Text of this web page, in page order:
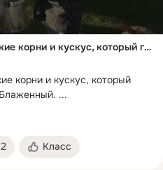
Детство Августина: берберские корни и кускус, который готовила Моника / Августин Блаженный. Исповедь длиною в жизнь
корни и кускус, который
...
2 Класс